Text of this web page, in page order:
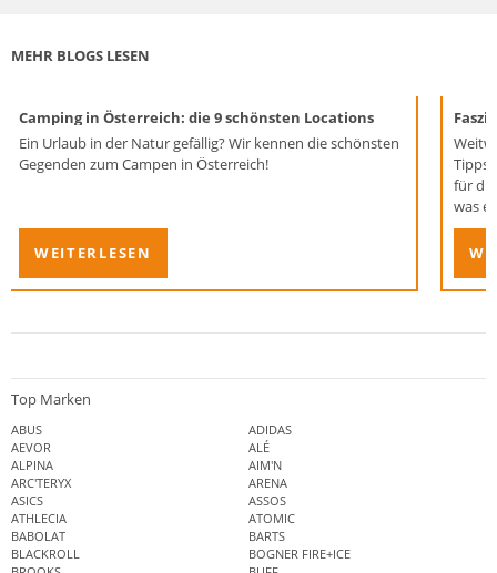
MEHR BLOGS LESEN
Camping in Österreich: die 9 schönsten Locations
Ein Urlaub in der Natur gefällig? Wir kennen die schönsten
Gegenden zum Campen in Österreich!
WEITERLESEN
Tipps
für
was es als
Top Marken
ABUS
ADIDAS
AEVOR
ALÉ
ALPINA
AIM'N
ARC'TERYX
ARENA
ASICS
ASSOS
ATHLECIA
ATOMIC
BABOLAT
BARTS
BLACKROLL
BOGNER FIRE+ICE